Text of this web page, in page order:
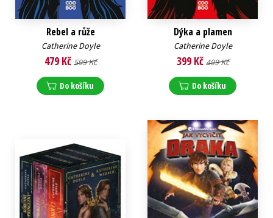
Rebel a růže
Catherine Doyle
479 Kč 599 Kč
Do košíku
Dýka a plamen
Catherine Doyle
399 Kč 499 Kč
Do košíku